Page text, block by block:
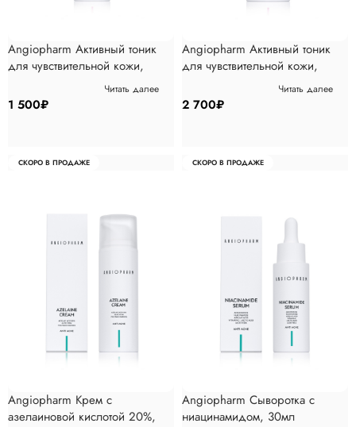
Angiopharm Активный тоник
для чувствительной кожи,
1 500₽
Читать далее
Angiopharm Активный тоник
для чувствительной кожи,
2 700₽
Читать далее
СКОРО В ПРОДАЖЕ
Angiopharm Крем с
азелаиновой кислотой 20%,
СКОРО В ПРОДАЖЕ
Angiopharm Сыворотка с
ниацинамидом, 30мл